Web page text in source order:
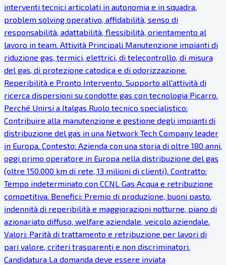
interventi tecnici articolati in autonomia e in squadra,
problem solving operativo, affidabilità, senso di
responsabilità, adattabilità, flessibilità, orientamento al
lavoro in team. Attività Principali Manutenzione impianti di
riduzione gas, termici, elettrici, di telecontrollo, di misura
del gas, di protezione catodica e di odorizzazione.
Reperibilità e Pronto Intervento. Supporto all'attività di
ricerca dispersioni su condotte gas con tecnologia Picarro.
Perché Unirsi a Italgas Ruolo tecnico specialistico:
Contribuire alla manutenzione e gestione degli impianti di
distribuzione del gas in una Network Tech Company leader
in Europa. Contesto: Azienda con una storia di oltre 180 anni,
oggi primo operatore in Europa nella distribuzione del gas
(oltre 150.000 km di rete, 13 milioni di clienti). Contratto:
Tempo indeterminato con CCNL Gas Acqua e retribuzione
competitiva. Benefici: Premio di produzione, buoni pasto,
indennità di reperibilità e maggiorazioni notturne, piano di
azionariato diffuso, welfare aziendale, veicolo aziendale.
Valori: Parità di trattamento e retribuzione per lavori di
pari valore, criteri trasparenti e non discriminatori.
Candidatura La domanda deve essere inviata